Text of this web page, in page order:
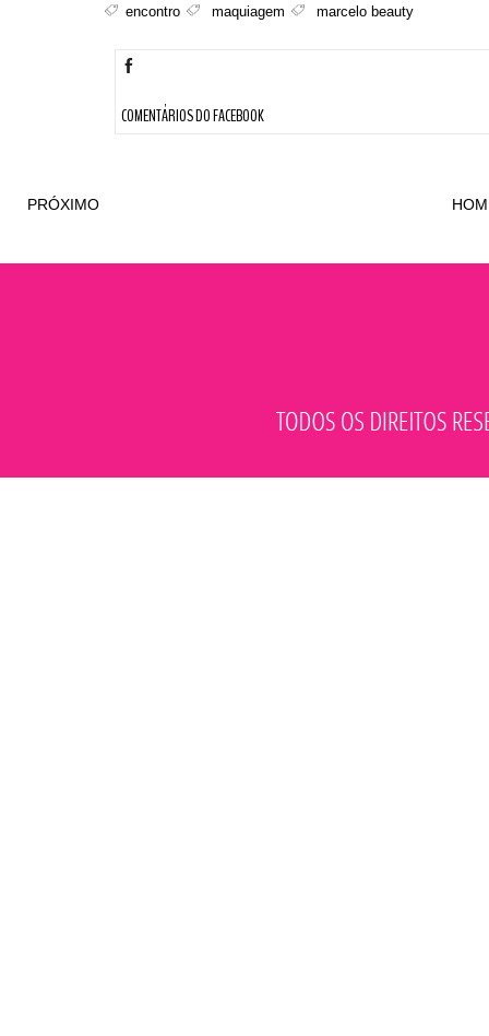
encontro maquiagem marcelo beauty
COMENTÁRIOS DO FACEBOOK
PRÓXIMO